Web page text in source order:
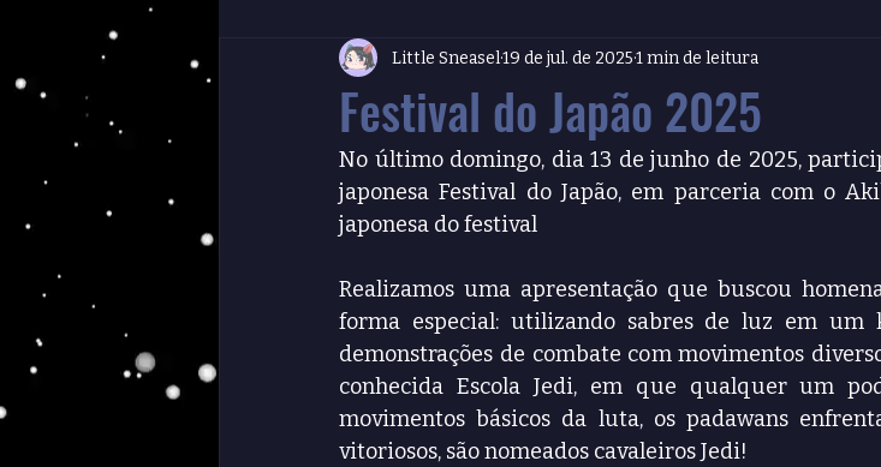
Festival do Japão 2025
Little Sneasel19 de jul. de 20251 min de leitura
No último domingo, dia 13 de junho de 2025,
japonesa Festival do Japão, em parceria com o
japonesa do festival
Realizamos uma apresentação que buscou
forma especial: utilizando sabres de luz em um
demonstrações de combate com movimentos
conhecida Escola Jedi, em que qualquer um
movimentos básicos da luta, os padawans
vitoriosos, são nomeados cavaleiros Jedi!